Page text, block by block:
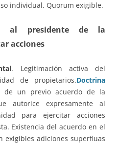
individual. Quorum exigible.
al presidente de la
acciones
. Legitimación activa del
de propietarios.Doctrina
de un previo acuerdo de la
autorice expresamente al
para ejercitar acciones
Existencia del acuerdo en el
exigibles adiciones superfluas